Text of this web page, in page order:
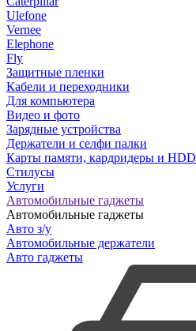
Ulefone
Vernee
Elephone
Fly
Защитные пленки
Кабели и переходники
Для компьютера
Видео и фото
Зарядные устройства
Держатели и селфи палки
Карты памяти, кардридеры и HDD
Стилусы
Услуги
Автомобильные гаджеты
Автомобильные гаджеты
Авто з/у
Автомобильные держатели
Авто гаджеты